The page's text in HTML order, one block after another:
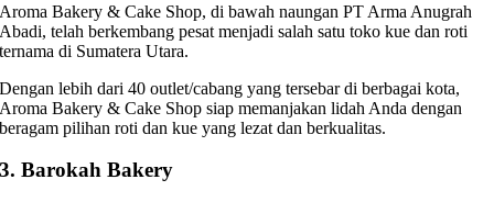
Aroma Bakery & Cake Shop, di bawah naungan PT Arma Anugrah
Abadi, telah berkembang pesat menjadi salah satu toko kue dan roti
ternama di Sumatera Utara.
Dengan lebih dari 40 outlet/cabang yang tersebar di berbagai kota,
Aroma Bakery & Cake Shop siap memanjakan lidah Anda dengan
beragam pilihan roti dan kue yang lezat dan berkualitas.
3. Barokah Bakery